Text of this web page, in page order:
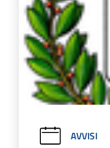
AVVISI